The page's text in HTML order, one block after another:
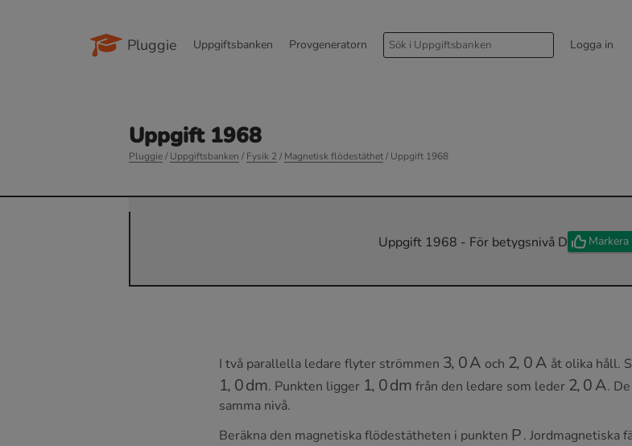
Pluggie Uppgiftsbanken Provgeneratorn Logga in
Uppgift 1968
Pluggie/Uppgiftsbanken /Fysik 2/Magnetisk flödestäthet/ Uppgift 1968
Uppgift 1968 - För betygsnivå D
I två parallella ledare flyter strömmen
3 0 A
och
2 0 A
åt olika håll.
1,0 dm
. Punkten ligger
1, 0dm
från den ledare som leder
2,0 A
.
samma nivå.
Beräkna den magnetiska flödestätheten i punkten
P
. Jordmagnetiska